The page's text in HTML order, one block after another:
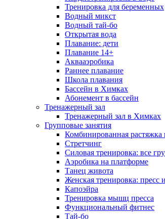
Тренировка для беременных
Водный микст
Водный тай-бо
Открытая вода
Плавание: дети
Плавание 14+
Аквааэробика
Раннее плавание
Школа плавания
Бассейн в Химках
Абонемент в бассейн
Тренажерный зал
Тренажерный зал в Химках
Групповые занятия
Комбинированная растяжка
Стретчинг
Силовая тренировка: все
Аэробика на платформе
Танец живота
Женская тренировка: пресс
Капоэйра
Тренировка мышц пресса
Функциональный фитнес
Тай-бо